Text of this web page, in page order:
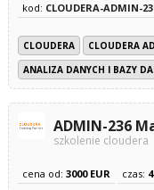
kod: CLOUDERA-ADMIN-
CLOUDERA
CLOUDERA
ANALIZA DANYCH I BAZY
ADMIN-236
szkolenie cloudera
cena od: 3000 EUR czas: 4